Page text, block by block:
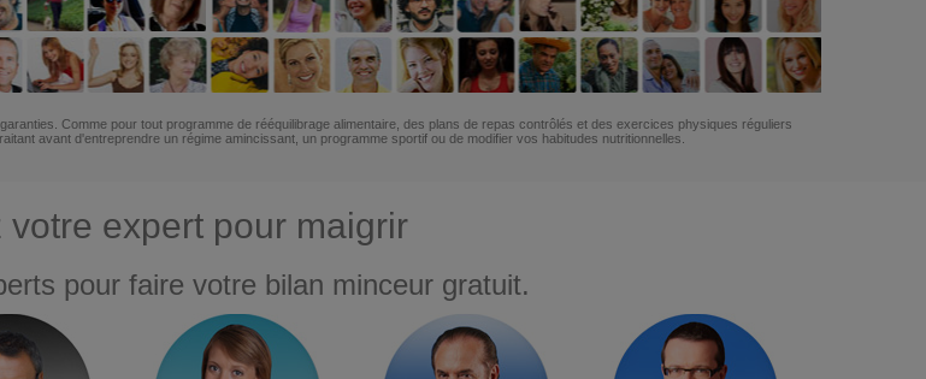
Comme pour tout programme de rééquilibrage alimentaire, des plans de repas contrôlés et des exercices physiques réguliers
avant d'entreprendre un régime amincissant, un programme sportif ou de modifier vos habitudes nutritionnelles.
votre expert pour maigrir
pour faire votre bilan minceur gratuit.